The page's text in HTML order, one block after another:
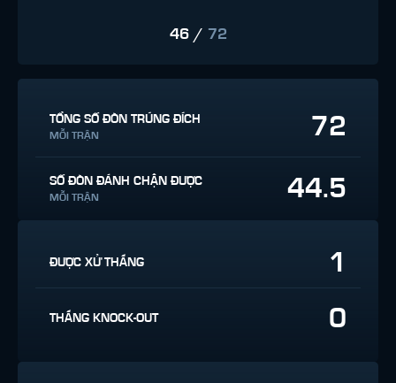
46/ 72
TỔNG SỐ ĐÒN TRÚNG ĐÍCH
MỖI TRẬN 72
SỐ ĐÒN ĐÁNH CHẶN ĐƯỢC
MỖI TRẬN 44.5
ĐƯỢC XỬ THẮNG 1
THẮNG KNOCK-OUT 0